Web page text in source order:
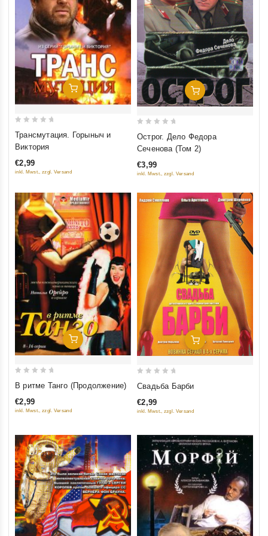
Добавить В Корзину
out
5
Трансмутация. Горыныч и
Виктория
€2,99
inkl. Mwst., zzgl. Versand
Добавить В Корзину
5
Острог. Дело Федора
Сеченова (Том 2)
€3,99
inkl. Mwst., zzgl. Versand
Добавить В Корзину
out
of
В ритме Танго (Продолжение)
€2,99
inkl. Mwst., zzgl. Versand
Добавить В Корзину
of
Свадьба Барби
€2,99
inkl. Mwst., zzgl. Versand